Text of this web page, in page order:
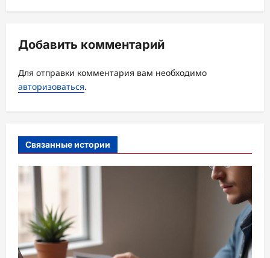
а
и
з
и
с
и
Добавить комментарий
Для отправки комментария вам необходимо
авторизоваться.
Связанные истории